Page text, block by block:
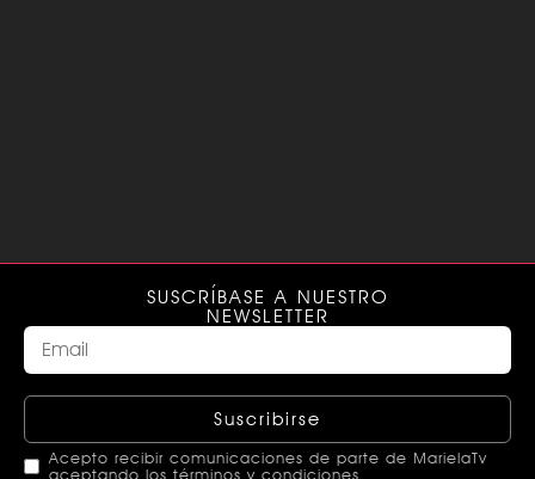
SUSCRÍBASE A NUESTRO
NEWSLETTER
Suscribirse
Acepto recibir comunicaciones de parte de MarielaTv
aceptando los términos y condiciones